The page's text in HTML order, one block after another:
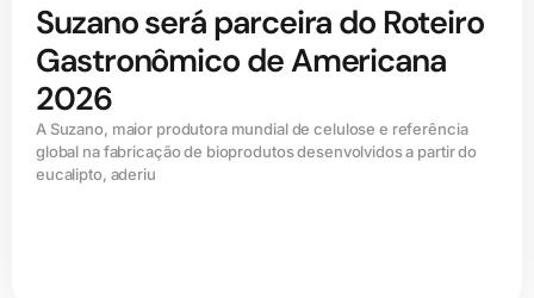
Suzano será parceira do Roteiro
Gastronômico de Americana
2026
A Suzano, maior produtora mundial de celulose e referência
global na fabricação de bioprodutos desenvolvidos a partir do
eucalipto, aderiu